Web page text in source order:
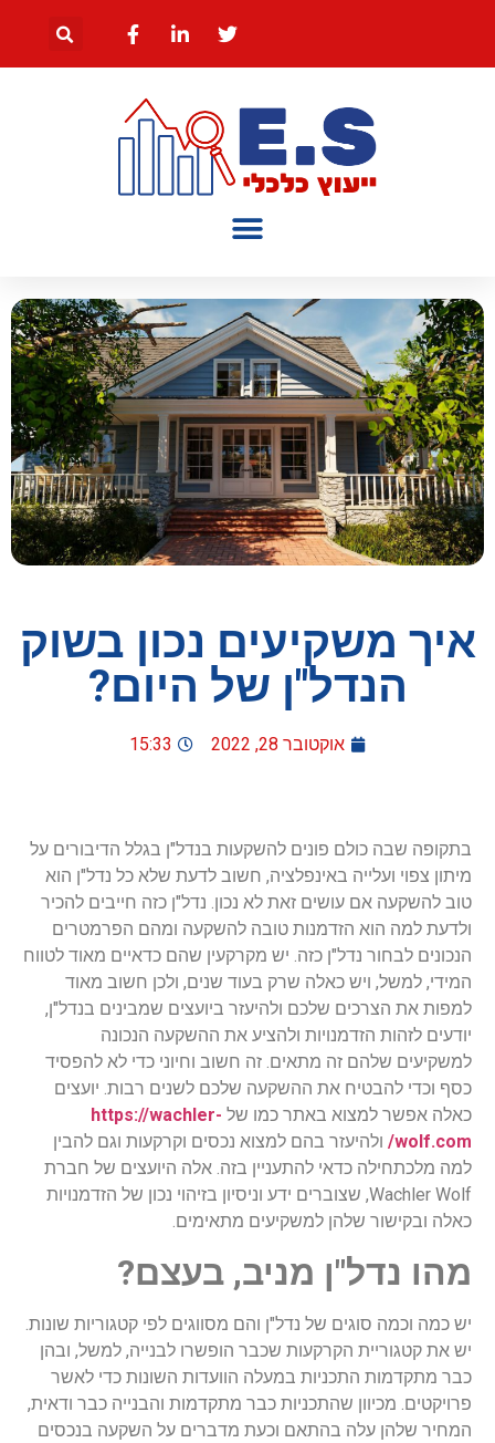
איך משקיעים נכון בשוק
הנדל"ן של היום?
אוקטובר 28, 2022 15:33
בתקופה שבה כולם פונים להשקעות בנדל"ן בגלל הדיבורים על
מיתון צפוי ועלייה באינפלציה, חשוב לדעת שלא כל נדל"ן הוא
טוב להשקעה אם עושים זאת לא נכון. נדל"ן כזה חייבים להכיר
ולדעת למה הוא הזדמנות טובה להשקעה ומהם הפרמטרים
הנכונים לבחור נדל"ן כזה. יש מקרקעין שהם כדאיים מאוד לטווח
המידי, למשל, ויש כאלה שרק בעוד שנים, ולכן חשוב מאוד
למפות את הצרכים שלכם ולהיעזר ביועצים שמבינים בנדל"ן,
יודעים לזהות הזדמנויות ולהציע את ההשקעה הנכונה
למשקיעים שלהם זה מתאים. זה חשוב וחיוני כדי לא להפסיד
כסף וכדי להבטיח את ההשקעה שלכם לשנים רבות. יועצים
כאלה אפשר למצוא באתר כמו של https://wachler-
wolf.com/ ולהיעזר בהם למצוא נכסים וקרקעות וגם להבין
למה מלכתחילה כדאי להתעניין בזה. אלה היועצים של חברת
Wachler Wolf, שצוברים ידע וניסיון בזיהוי נכון של הזדמנויות
כאלה ובקישור שלהן למשקיעים מתאימים.
מהו נדל"ן מניב, בעצם?
יש כמה וכמה סוגים של נדל"ן והם מסווגים לפי קטגוריות שונות.
יש את קטגוריית הקרקעות שכבר הופשרו לבנייה, למשל, ובהן
כבר מתקדמות התכניות במעלה הוועדות השונות כדי לאשר
פרויקטים. מכיוון שהתכניות כבר מתקדמות והבנייה כבר ודאית,
המחיר שלהן עלה בהתאם וכעת מדברים על השקעה בנכסים